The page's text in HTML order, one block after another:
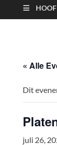
« Alle
Dit
juli 26,